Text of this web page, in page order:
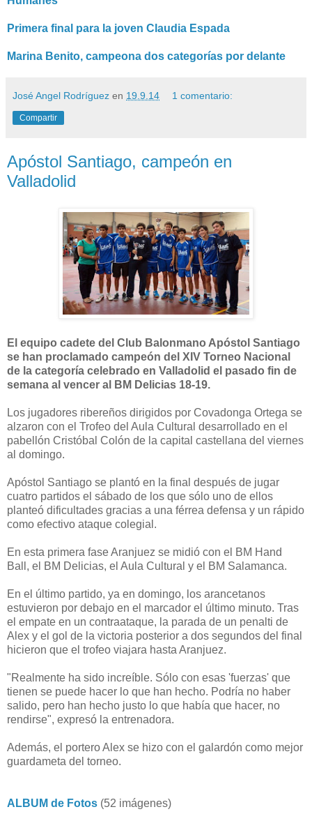
Primera final para la joven Claudia Espada
Marina Benito, campeona dos categorías por delante
José Angel Rodríguez en 19.9.14 1 comentario:
Compartir
Apóstol Santiago, campeón en
Valladolid
El equipo cadete del Club Balonmano Apóstol Santiago
se han proclamado campeón del XIV Torneo Nacional
de la categoría celebrado en Valladolid el pasado fin de
semana al vencer al BM Delicias 18-19.
Los jugadores ribereños dirigidos por Covadonga Ortega se
alzaron con el Trofeo del Aula Cultural desarrollado en el
pabellón Cristóbal Colón de la capital castellana del viernes
al domingo.
Apóstol Santiago se plantó en la final después de jugar
cuatro partidos el sábado de los que sólo uno de ellos
planteó dificultades gracias a una férrea defensa y un rápido
como efectivo ataque colegial.
En esta primera fase Aranjuez se midió con el BM Hand
Ball, el BM Delicias, el Aula Cultural y el BM Salamanca.
En el último partido, ya en domingo, los arancetanos
estuvieron por debajo en el marcador el último minuto. Tras
el empate en un contraataque, la parada de un penalti de
Alex y el gol de la victoria posterior a dos segundos del final
hicieron que el trofeo viajara hasta Aranjuez.
"Realmente ha sido increíble. Sólo con esas 'fuerzas' que
tienen se puede hacer lo que han hecho. Podría no haber
salido, pero han hecho justo lo que había que hacer, no
rendirse", expresó la entrenadora.
Además, el portero Alex se hizo con el galardón como mejor
guardameta del torneo.
ALBUM de Fotos (52 imágenes)